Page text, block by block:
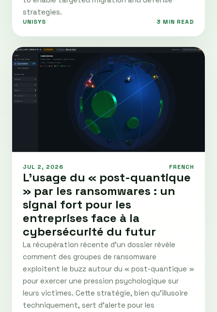
strategies.
UNISYS 3 MIN READ
JUL 2, 2026 FRENCH
L'usage du « post-quantique
» par les ransomwares : un
signal fort pour les
entreprises face à la
cybersécurité du futur
La récupération récente d'un dossier révèle
comment des groupes de ransomware
exploitent le buzz autour du « post-quantique »
pour exercer une pression psychologique sur
leurs victimes. Cette stratégie, bien qu'illusoire
techniquement, sert d'alerte pour les